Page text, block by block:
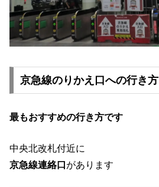
京急線のりかえ口への行き方
最もおすすめの行き方です
中央北改札付近に
京急線連絡口 があります